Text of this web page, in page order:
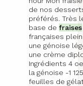
de nos
préférés. Très
base defraises
françaises
une génoise
une crème
Ingrédients 4
la génoise -1
feuilles de